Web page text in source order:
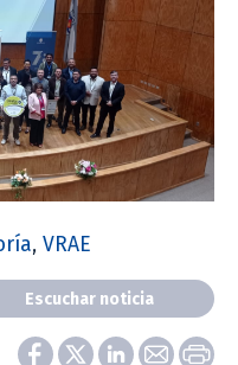
, VRAE
Escuchar noticia